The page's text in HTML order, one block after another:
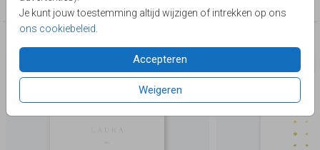
Je kunt jouw toestemming altijd wijzigen of intrekken op ons
ons cookiebeleid
Accepteren
Weigeren
Deze producten zijn wellicht ook iets voor je